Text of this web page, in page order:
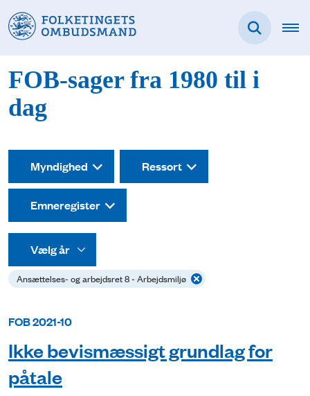
FOB-sager fra 1980 til i
dag
Myndighed Ressort
Emneregister
Ansættelses- og arbejdsret 8 - Arbejdsmiljø
FOB 2021-10
Ikke bevismæssigt grundlag for
påtale